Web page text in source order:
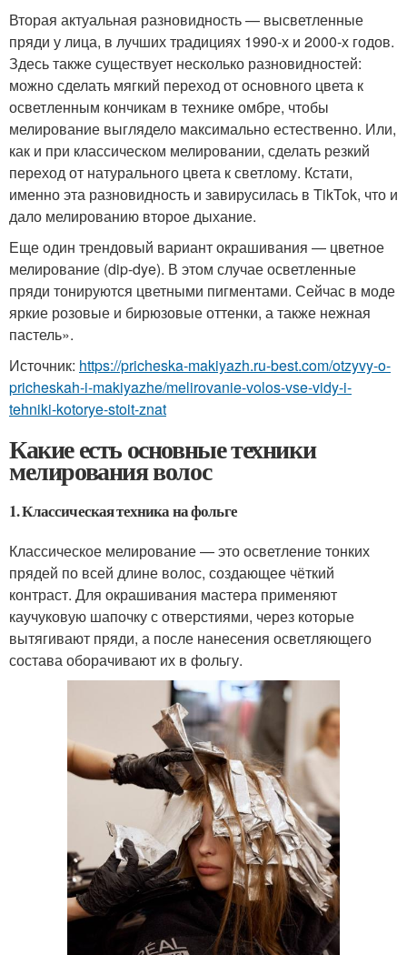
Вторая актуальная разновидность — высветленные
пряди у лица, в лучших традициях 1990-х и 2000-х годов.
Здесь также существует несколько разновидностей:
можно сделать мягкий переход от основного цвета к
осветленным кончикам в технике омбре, чтобы
мелирование выглядело максимально естественно. Или,
как и при классическом мелировании, сделать резкий
переход от натурального цвета к светлому. Кстати,
именно эта разновидность и завирусилась в TikTok, что и
дало мелированию второе дыхание.
Еще один трендовый вариант окрашивания — цветное
мелирование (dip-dye). В этом случае осветленные
пряди тонируются цветными пигментами. Сейчас в моде
яркие розовые и бирюзовые оттенки, а также нежная
пастель».
Источник: https://pricheska-makiyazh.ru-best.com/otzyvy-o-
pricheskah-i-makiyazhe/melirovanie-volos-vse-vidy-i-
tehniki-kotorye-stoit-znat
Какие есть основные техники
мелирования волос
1. Классическая техника на фольге
Классическое мелирование — это осветление тонких
прядей по всей длине волос, создающее чёткий
контраст. Для окрашивания мастера применяют
каучуковую шапочку с отверстиями, через которые
вытягивают пряди, а после нанесения осветляющего
состава оборачивают их в фольгу.